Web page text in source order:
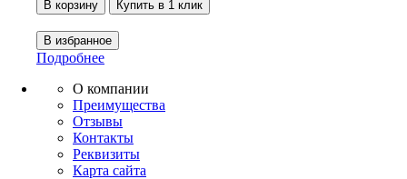
Подробнее
О компании
Преимущества
Отзывы
Контакты
Реквизиты
Карта сайта